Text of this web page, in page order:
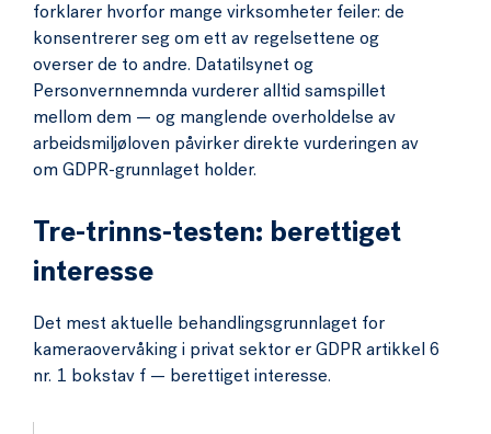
forklarer hvorfor mange virksomheter feiler: de
konsentrerer seg om ett av regelsettene og
overser de to andre. Datatilsynet og
Personvernnemnda vurderer alltid samspillet
mellom dem — og manglende overholdelse av
arbeidsmiljøloven påvirker direkte vurderingen av
om GDPR-grunnlaget holder.
Tre-trinns-testen: berettiget
interesse
Det mest aktuelle behandlingsgrunnlaget for
kameraovervåking i privat sektor er GDPR artikkel 6
nr. 1 bokstav f — berettiget interesse.